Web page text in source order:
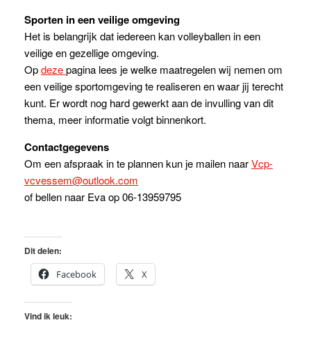
Sporten in een veilige omgeving
Het is belangrijk dat iedereen kan volleyballen in een
veilige en gezellige omgeving.
Opdezepagina lees je welke maatregelen wij nemen om
een veilige sportomgeving te realiseren en waar jij terecht
kunt. Er wordt nog hard gewerkt aan de invulling van dit
thema, meer informatie volgt binnenkort.
Contactgegevens
Om een afspraak in te plannen kun je mailen naarVcp-
vcvessem@outlook.com
of bellen naar Eva op 06-13959795
Dit delen:
Facebook
X
Vind ik leuk: